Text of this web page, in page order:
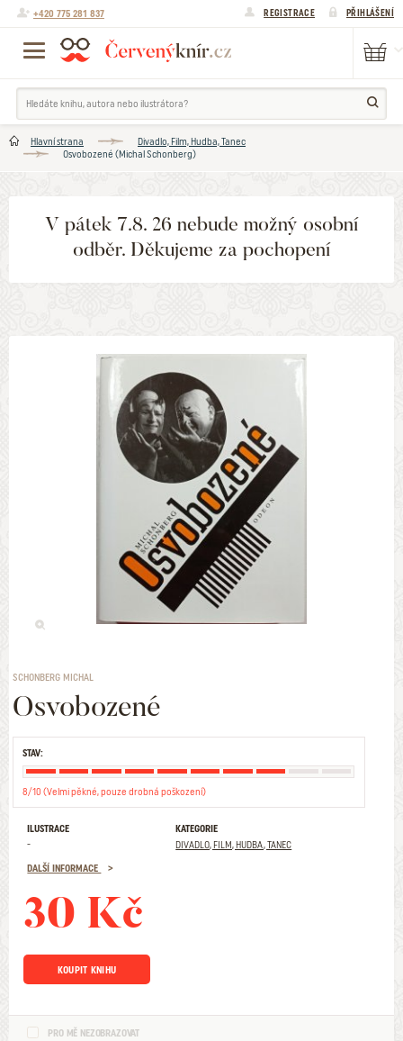
+420 775 281 837 REGISTRACE PŘIHLÁŠENÍ
Hlavní strana
Divadlo, Film, Hudba, Tanec
Osvobozené (Michal Schonberg)
V pátek 7.8. 26 nebude možný osobní
odběr. Děkujeme za pochopení
SCHONBERG MICHAL
Osvobozené
STAV:
8/10 (Velmi pěkné, pouze drobná poškození)
ILUSTRACE
-
KATEGORIE
DIVADLO, FILM, HUDBA, TANEC
DALŠÍ INFORMACE
30 Kč
KOUPIT KNIHU
PRO MĚ NEZOBRAZOVAT